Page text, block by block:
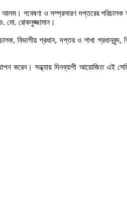
আলম। গবেষণা ও সম্প্রসারণ দপ্তরের
মো. রোকনুজ্জামান।
বিভাগীয় প্রধান, দপ্তর ও শাখা প্রধানবৃন্দ,
করেন। সন্ধ্যায় দিনব্যাপী আয়োজিত এই